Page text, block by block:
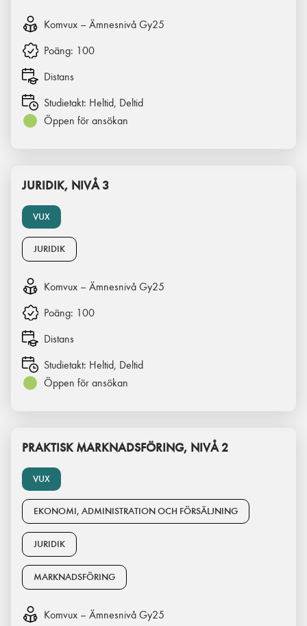
Komvux – Ämnesnivå Gy25
Poäng: 100
Distans
Studietakt: Heltid, Deltid
Öppen för ansökan
VUX
JURIDIK, NIVÅ 3
JURIDIK
Komvux – Ämnesnivå Gy25
Poäng: 100
Distans
Studietakt: Heltid, Deltid
Öppen för ansökan
VUX
PRAKTISK MARKNADSFÖRING, NIVÅ 2
EKONOMI, ADMINISTRATION OCH FÖRSÄLJNING
JURIDIK
MARKNADSFÖRING
Komvux – Ämnesnivå Gy25